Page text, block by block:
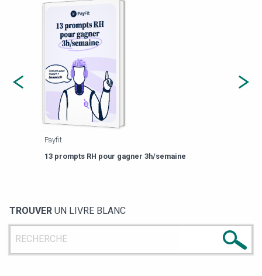
Payfit
13 prompts RH pour gagner 3h/semaine
TROUVER UN LIVRE BLANC